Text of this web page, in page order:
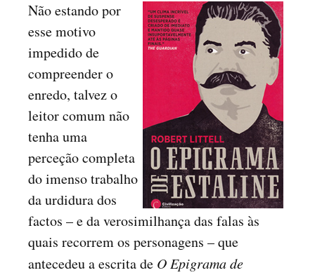
Não estando por
esse motivo
impedido de
compreender o
enredo, talvez o
leitor comum não
tenha uma
perceção completa
do imenso trabalho
da urdidura dos
factos – e da verosimilhança das falas às
quais recorrem os personagens – que
antecedeu a escrita de O Epigrama de